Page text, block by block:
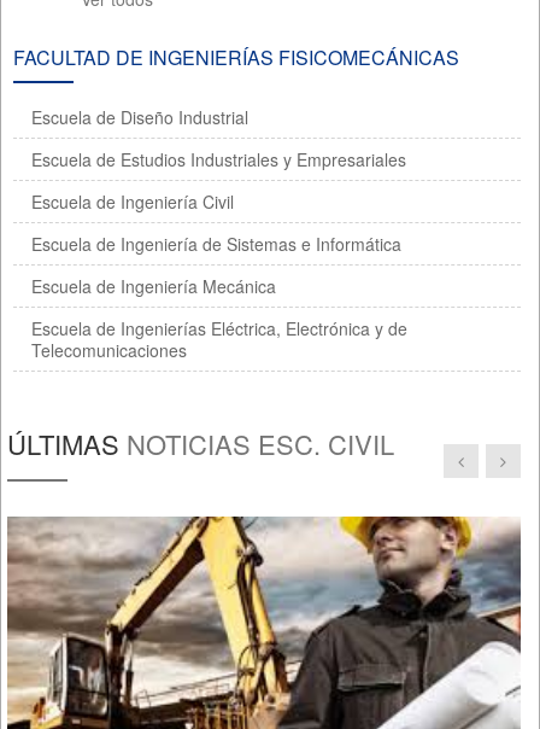
FACULTAD DE INGENIERÍAS FISICOMECÁNICAS
Escuela de Diseño Industrial
Escuela de Estudios Industriales y Empresariales
Escuela de Ingeniería Civil
Escuela de Ingeniería de Sistemas e Informática
Escuela de Ingeniería Mecánica
Escuela de Ingenierías Eléctrica, Electrónica y de
Telecomunicaciones
ÚLTIMAS NOTICIAS ESC. CIVIL